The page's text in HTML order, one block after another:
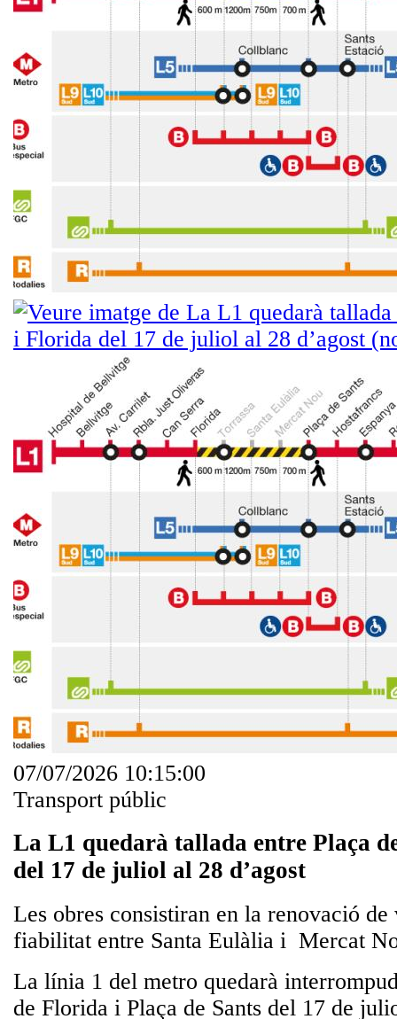
07/07/2026 10:15:00
Transport públic
La L1 quedarà tallada entre Plaça
del 17 de juliol al 28 d’agost
Les obres consistiran en la renovació
fiabilitat entre Santa Eulàlia i Mercat
La línia 1 del metro quedarà
de Florida i Plaça de Sants del 17 de